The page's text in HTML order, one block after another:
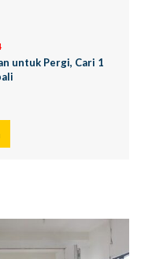
untuk Pergi, Cari 1